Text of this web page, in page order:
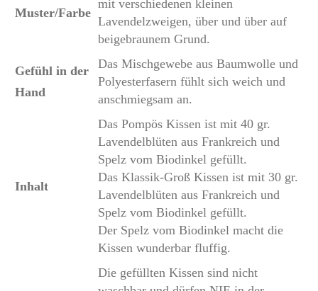
Muster/Farbe
mit verschiedenen kleinen
Lavendelzweigen, über und über auf
beigebraunem Grund.
Gefühl in der
Hand
Das Mischgewebe aus Baumwolle und
Polyesterfasern fühlt sich weich und
anschmiegsam an.
Inhalt
Das Pompös Kissen ist mit 40 gr.
Lavendelblüten aus Frankreich und
Spelz vom Biodinkel gefüllt.
Das Klassik-Groß Kissen ist mit 30 gr.
Lavendelblüten aus Frankreich und
Spelz vom Biodinkel gefüllt.
Der Spelz vom Biodinkel macht die
Kissen wunderbar fluffig.
Die gefüllten Kissen sind nicht